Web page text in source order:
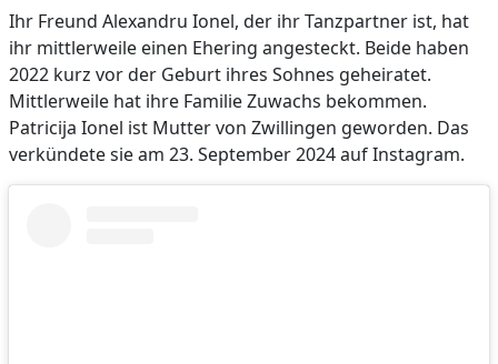
Ihr Freund Alexandru Ionel, der ihr Tanzpartner ist, hat
ihr mittlerweile einen Ehering angesteckt. Beide haben
2022 kurz vor der Geburt ihres Sohnes geheiratet.
Mittlerweile hat ihre Familie Zuwachs bekommen.
Patricija Ionel ist Mutter von Zwillingen geworden. Das
verkündete sie am 23. September 2024 auf Instagram.